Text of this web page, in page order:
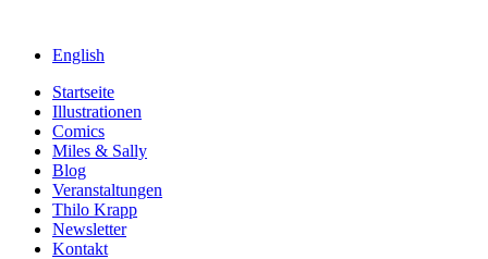
English
Startseite
Illustrationen
Comics
Miles & Sally
Blog
Veranstaltungen
Thilo Krapp
Newsletter
Kontakt